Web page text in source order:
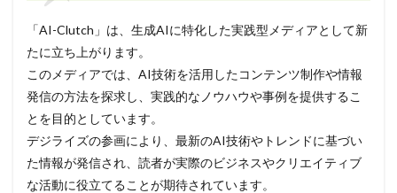
「AI-Clutch」は、生成AIに特化した実践型メディアとして新
たに立ち上がります。
このメディアでは、AI技術を活用したコンテンツ制作や情報
発信の方法を探求し、実践的なノウハウや事例を提供するこ
とを目的としています。
デジライズの参画により、最新のAI技術やトレンドに基づい
た情報が発信され、読者が実際のビジネスやクリエイティブ
な活動に役立てることが期待されています。